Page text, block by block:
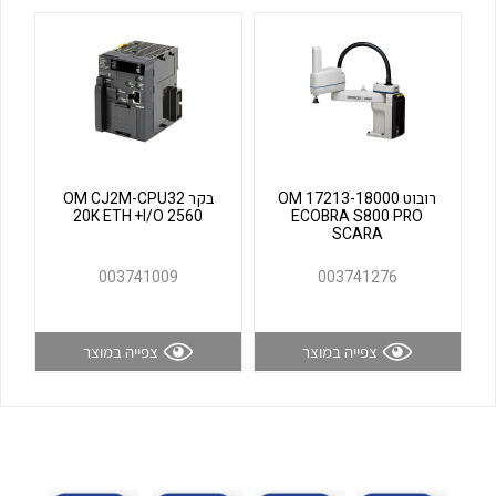
לכל מוצרי היצרן לכל מוצרי היצרן
רובוט OM 17213-18000
ECOBRA S800 PRO
SCARA
003741276
צפייה במוצר
בקר OM CJ2M-CPU32
20K ETH +I/O 2560
003741009
צפייה במוצר